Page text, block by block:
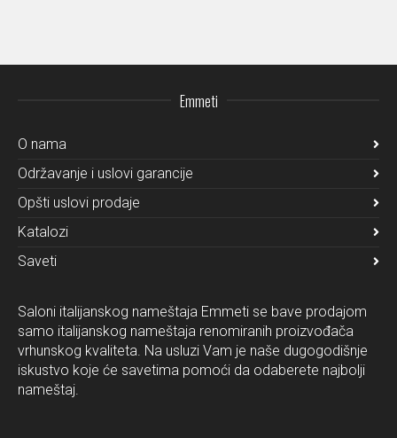
Emmeti
O nama
Održavanje i uslovi garancije
Opšti uslovi prodaje
Katalozi
Saveti
Saloni italijanskog nameštaja Emmeti se bave prodajom
samo italijanskog nameštaja renomiranih proizvođača
vrhunskog kvaliteta. Na usluzi Vam je naše dugogodišnje
iskustvo koje će savetima pomoći da odaberete najbolji
nameštaj.